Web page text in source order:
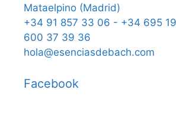
Mataelpino (Madrid)
+34 91 857 33 06 - +34 695
600 37 39 36
hola@esenciasdebach.com
Facebook